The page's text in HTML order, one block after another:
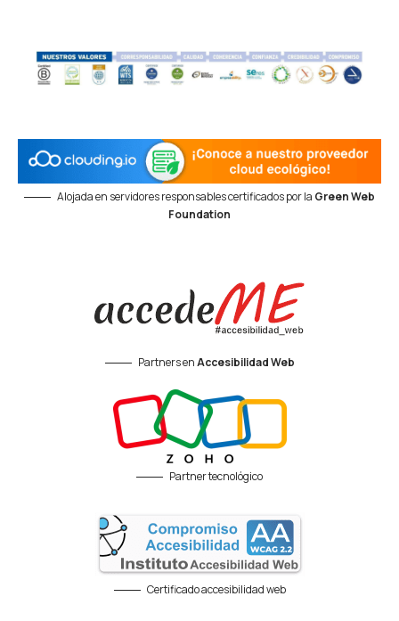
Alojada en servidores responsables certificados por la Green Web
Foundation
Partners enAccesibilidad Web
Partner tecnológico
Certificado accesibilidad web